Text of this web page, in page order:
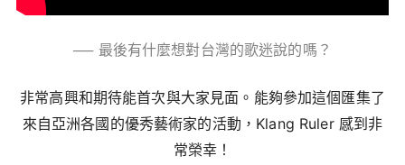
── 最後有什麼想對台灣的歌迷說的嗎？
非常高興和期待能首次與大家見面。能夠參加這個匯集了
來自亞洲各國的優秀藝術家的活動， Klang Ruler 感到非
常榮幸！